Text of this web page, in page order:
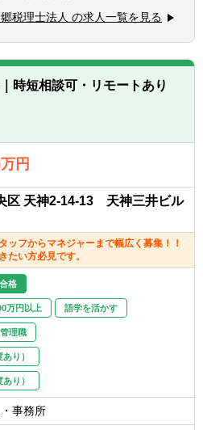
サルティングに携りたい方
力をフルに発揮できる環境で働き
など、税務・会計に関わる様々な分
スパートが集結し、案件によって
チームを組んで業務を進めること
。
取扱業務
をはじめ、医療法人、公益法人、社
税理士法人 の求人一覧を見る
時短相談可・リモートあり
円
区 天神2-14-13 天神三井ビル
ッフからマネジャーまで幅広く募集！！
たい方必見です。
格
万円以上 語学を活かす
管理職
り）
り）
事務所